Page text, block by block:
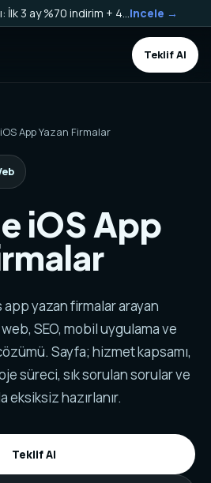
Incele →
Teklif Al
App Yazan Firmalar
iOS App
app yazan firmalar arayan
SEO, mobil uygulama ve
Sayfa; hizmet kapsamı,
süreci, sık sorulan sorular ve
eksiksiz hazırlanır.
Teklif Al